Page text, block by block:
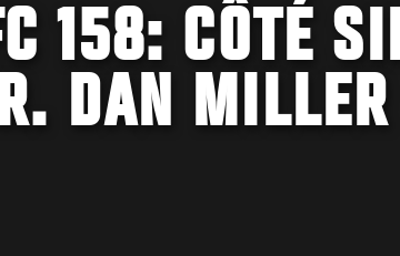
158: CÔTÉ
DAN MILLER